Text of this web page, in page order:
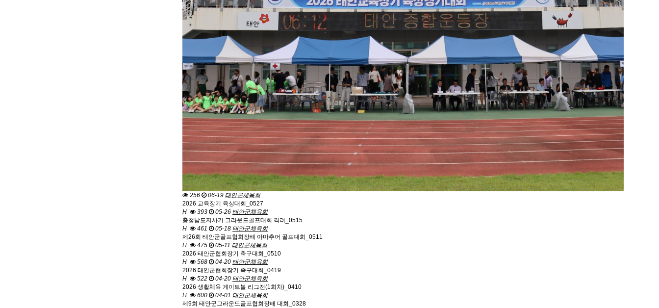
256 06-19 태안군체육회
2026 교육장기 육상대회_0527
H
393 05-26 태안군체육회
충청남도지사기 그라운드골프대회 격려_0515
H
461 05-18 태안군체육회
제26회 태안군골프협회장배 아마추어 골프대회_0511
H
475 05-11 태안군체육회
2026 태안군협회장기 축구대회_0510
H
568 04-20 태안군체육회
2026 태안군협회장기 족구대회_0419
H
522 04-20 태안군체육회
2026 생활체육 게이트볼 리그전(1회차)_0410
H
600 04-01 태안군체육회
제9회 태안군그라운드골프협회장배 대회_0328